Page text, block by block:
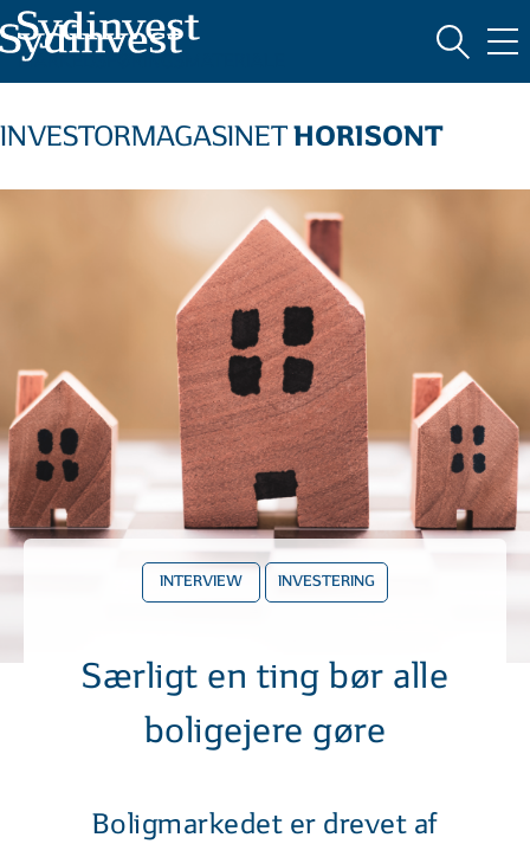
MARKEDSFØRINGSMATERIALE
INVESTORMAGASINETHORISONT
INTERVIEW INVESTERING
Særligt en ting bør alle
boligejere gøre
Boligmarkedet er drevet af